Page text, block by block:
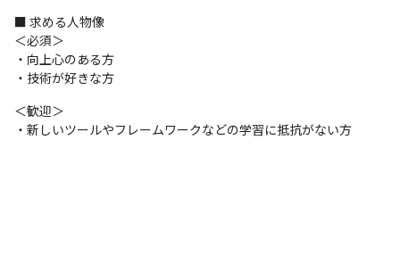
■ 求める人物像
＜必須＞
・向上心のある方
・技術が好きな方
＜歓迎＞
・新しいツールやフレームワークなどの学習に抵抗がない方